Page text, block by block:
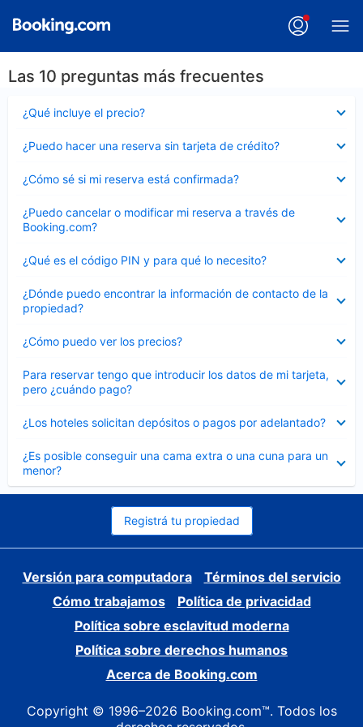
Las 10 preguntas más frecuentes
¿Qué incluye el precio?
cerrado
¿Puedo hacer una reserva sin tarjeta de crédito?
cerrado
¿Cómo sé si mi reserva está confirmada?
cerrado
¿Puedo cancelar o modificar mi reserva a través de
Booking.com?
cerrado
¿Qué es el código PIN y para qué lo necesito?
cerrado
¿Dónde puedo encontrar la información de contacto de la
propiedad?
cerrado
¿Cómo puedo ver los precios?
cerrado
Para reservar tengo que introducir los datos de mi tarjeta,
pero ¿cuándo pago?
cerrado
¿Los hoteles solicitan depósitos o pagos por adelantado?
cerrado
¿Es posible conseguir una cama extra o una cuna para un
menor?
cerrado
Registrá tu propiedad
Versión para computadora
Términos del servicio
Cómo trabajamos
Política de privacidad
Política sobre esclavitud moderna
Política sobre derechos humanos
Acerca de Booking.com
Copyright © 1996–2026 Booking.com™. Todos los